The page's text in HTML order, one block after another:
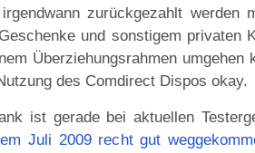
zurückgezahlt werden
und sonstigem privaten
Überziehungsrahmen umgehen
des Comdirect Dispos okay.
ist gerade bei aktuellen
Juli 2009 recht gut